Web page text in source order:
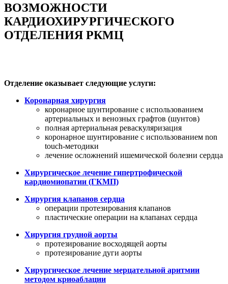
ВОЗМОЖНОСТИ
КАРДИОХИРУРГИЧЕСКОГО
ОТДЕЛЕНИЯ РКМЦ
Отделение оказывает следующие услуги:
Коронарная хирургия
коронарное шунтирование с использованием
артериальных и венозных графтов (шунтов)
полная артериальная реваскуляризация
коронарное шунтирование с использованием non
touch-методики
лечение осложнений ишемической болезни сердца
Хирургическое лечение гипертрофической
кардиомиопатии (ГКМП)
Хирургия клапанов сердца
операции протезирования клапанов
пластические операции на клапанах сердца
Хирургия грудной аорты
протезирование восходящей аорты
протезирование дуги аорты
Хирургическое лечение мерцательной аритмии
методом криоаблации